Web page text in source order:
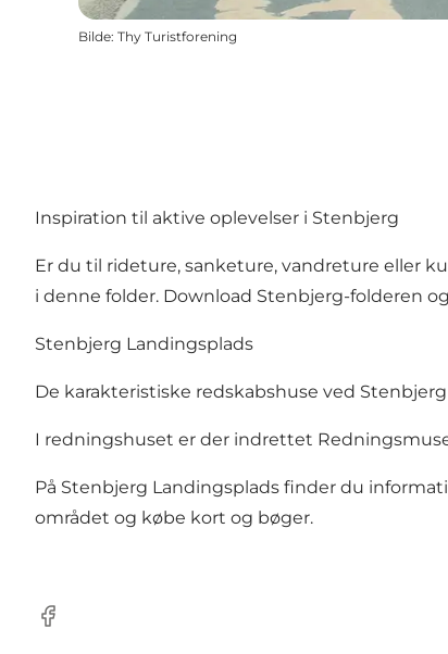
Bilde: Thy Turistforening
Inspiration til aktive oplevelser i Stenbjerg
Er du til rideture, sanketure, vandreture eller
i denne folder. Download Stenbjerg-folderen
Stenbjerg Landingsplads
De karakteristiske redskabshuse ved
I redningshuset er der indrettet
På Stenbjerg Landingsplads finder du
området og købe kort og bøger.
Facebook